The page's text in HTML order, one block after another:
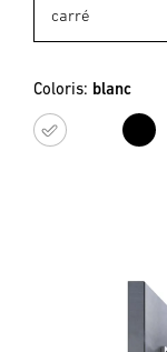
Coloris: blanc
blanc